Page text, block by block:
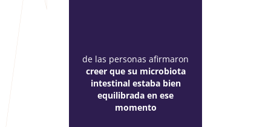
de las personas afirmaron
creer que su microbiota
intestinal estaba bien
equilibrada en ese
momento